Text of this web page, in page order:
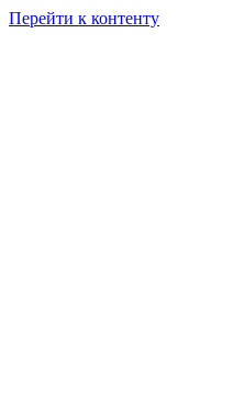
Перейти к контенту